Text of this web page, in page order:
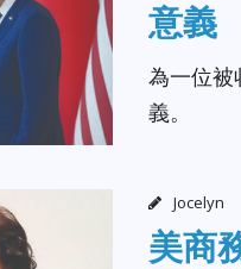
意義
為一位被
義。
Jocelyn
美商